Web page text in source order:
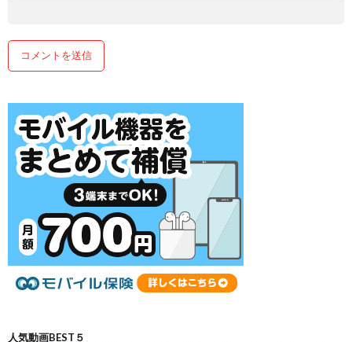
人気動画BEST５